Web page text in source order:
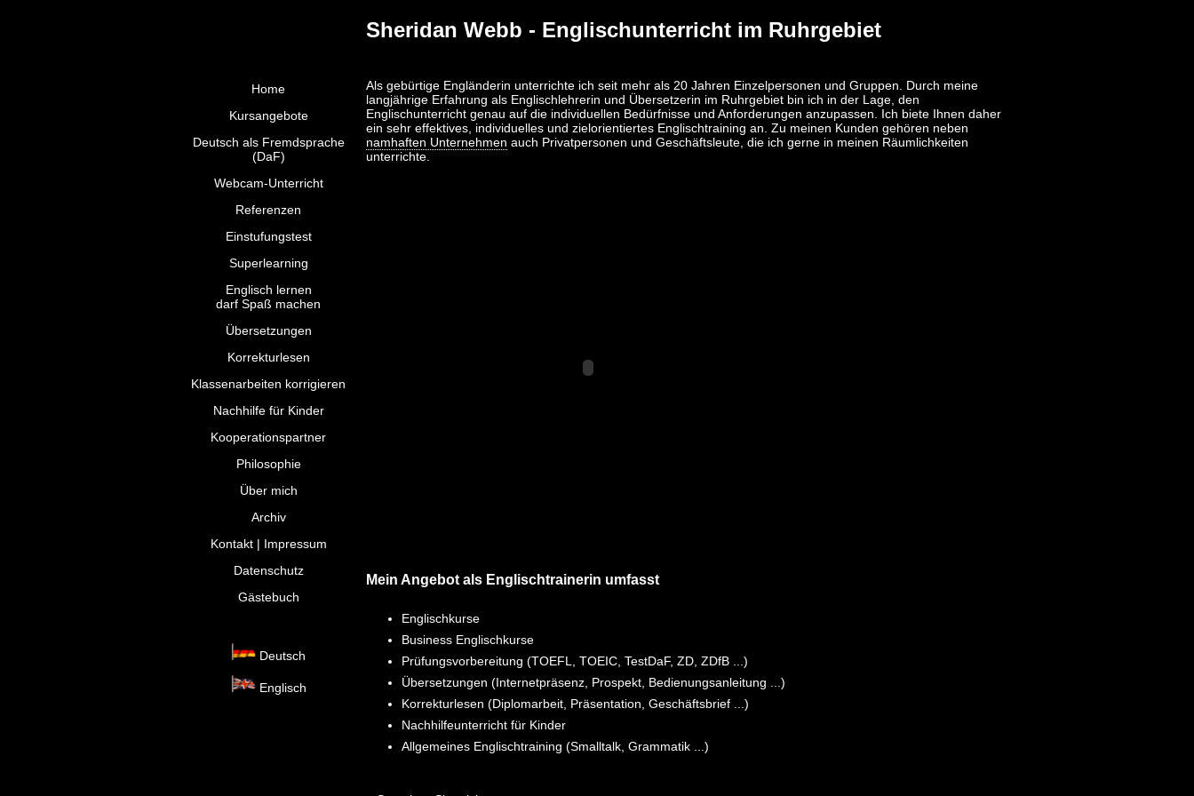
Home
Kursangebote
Deutsch als Fremdsprache
(DaF)
Webcam-Unterricht
Referenzen
Einstufungstest
Superlearning
Englisch lernen
darf Spaß machen
Übersetzungen
Korrekturlesen
Klassenarbeiten korrigieren
Nachhilfe für Kinder
Kooperationspartner
Philosophie
Über mich
Archiv
Kontakt | Impressum
Datenschutz
Gästebuch
Deutsch
Englisch
Sheridan Webb - Englischunterricht im Ruhrgebiet
Als gebürtige Engländerin unterrichte ich seit mehr als 20 Jahren Einzelpersonen und Gruppen. Durch meine
langjährige Erfahrung als Englischlehrerin und Übersetzerin im Ruhrgebiet bin ich in der Lage, den
Englischunterricht genau auf die individuellen Bedürfnisse und Anforderungen anzupassen. Ich biete Ihnen daher
ein sehr effektives, individuelles und zielorientiertes Englischtraining an. Zu meinen Kunden gehören neben
namhaften Unternehmen auch Privatpersonen und Geschäftsleute, die ich gerne in meinen Räumlichkeiten
unterrichte.
Mein Angebot als Englischtrainerin umfasst
Englischkurse
Business Englischkurse
Prüfungsvorbereitung (TOEFL, TOEIC, TestDaF, ZD, ZDfB ...)
Übersetzungen (Internetpräsenz, Prospekt, Bedienungsanleitung ...)
Korrekturlesen (Diplomarbeit, Präsentation, Geschäftsbrief ...)
Nachhilfeunterricht für Kinder
Allgemeines Englischtraining (Smalltalk, Grammatik ...)